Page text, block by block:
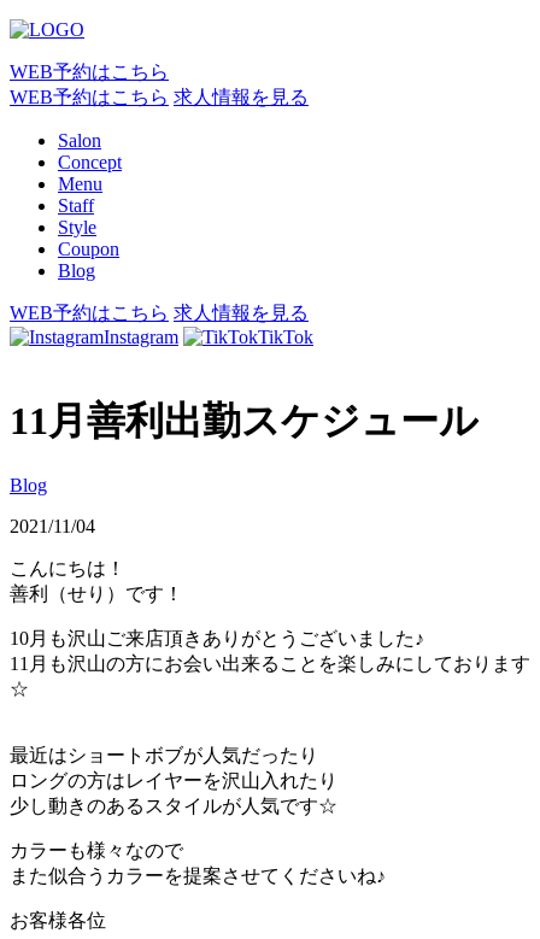
WEB予約はこちら
WEB予約はこちら 求人情報を見る
Salon
Concept
Menu
Staff
Style
Coupon
Blog
WEB予約はこちら 求人情報を見る
Instagram
TikTok
11月善利出勤スケジュール
Blog
2021/11/04
こんにちは！
善利（せり）です！
10月も沢山ご来店頂きありがとうございました♪
11月も沢山の方にお会い出来ることを楽しみにしております
☆
最近はショートボブが人気だったり
ロングの方はレイヤーを沢山入れたり
少し動きのあるスタイルが人気です☆
カラーも様々なので
また似合うカラーを提案させてくださいね♪
お客様各位